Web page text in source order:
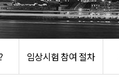
시설/장비현황
임상시험 참여 절차